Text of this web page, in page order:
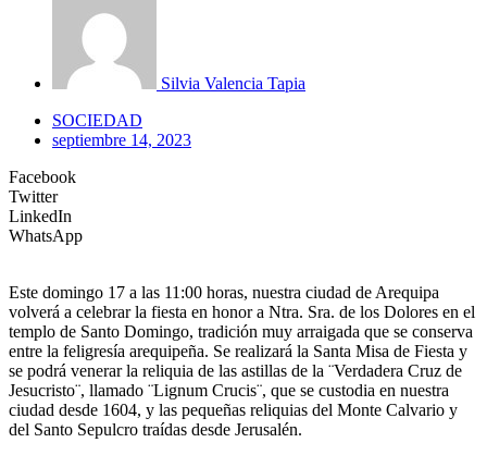
Silvia Valencia Tapia
SOCIEDAD
septiembre 14, 2023
Facebook
Twitter
LinkedIn
WhatsApp
Este domingo 17 a las 11:00 horas, nuestra ciudad de Arequipa
volverá a celebrar la fiesta en honor a Ntra. Sra. de los Dolores en el
templo de Santo Domingo, tradición muy arraigada que se conserva
entre la feligresía arequipeña. Se realizará la Santa Misa de Fiesta y
se podrá venerar la reliquia de las astillas de la ¨Verdadera Cruz de
Jesucristo¨, llamado ¨Lignum Crucis¨, que se custodia en nuestra
ciudad desde 1604, y las pequeñas reliquias del Monte Calvario y
del Santo Sepulcro traídas desde Jerusalén.